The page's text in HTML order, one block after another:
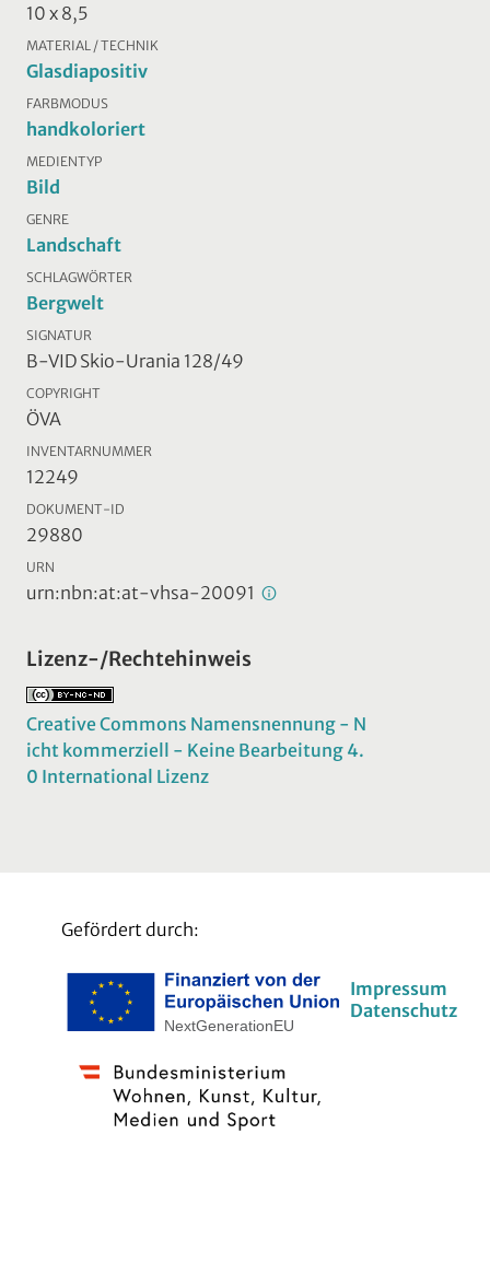
10 x 8,5
MATERIAL / TECHNIK
Glasdiapositiv
FARBMODUS
handkoloriert
MEDIENTYP
Bild
GENRE
Landschaft
SCHLAGWÖRTER
Bergwelt
SIGNATUR
B-VID Skio-Urania 128/49
COPYRIGHT
ÖVA
INVENTARNUMMER
12249
DOKUMENT-ID
29880
URN
urn:nbn:at:at-vhsa-20091
Lizenz-/Rechtehinweis
Creative Commons Namensnennung - N
icht kommerziell - Keine Bearbeitung 4.
0 International Lizenz
Gefördert durch:
Impressum
Datenschutz